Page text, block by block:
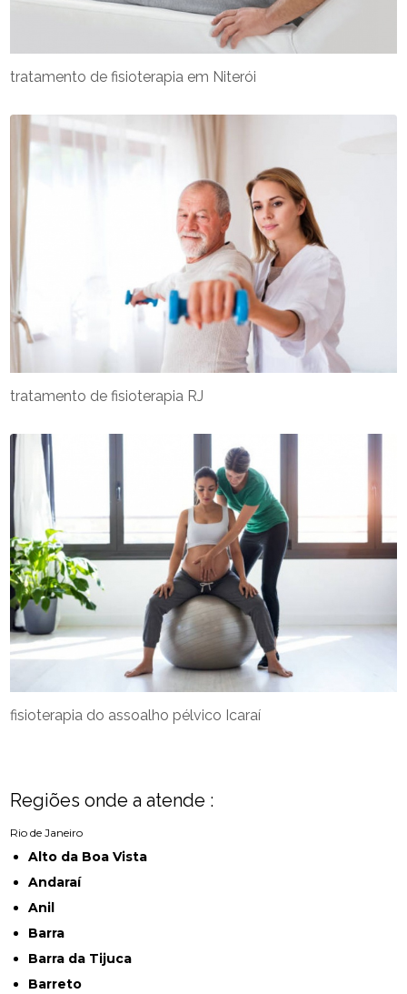
fisioterapia do assoalho pélvico Icaraí
tratamento de fisioterapia RJ
tratamento de fisioterapia em Niterói
Regiões onde a atende :
Rio de Janeiro
Alto da Boa Vista
Andaraí
Anil
Barra
Barra da Tijuca
Barreto